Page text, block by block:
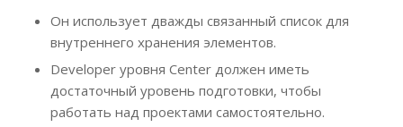
Он использует дважды связанный список для
внутреннего хранения элементов.
Developer уровня Center должен иметь
достаточный уровень подготовки, чтобы
работать над проектами самостоятельно.